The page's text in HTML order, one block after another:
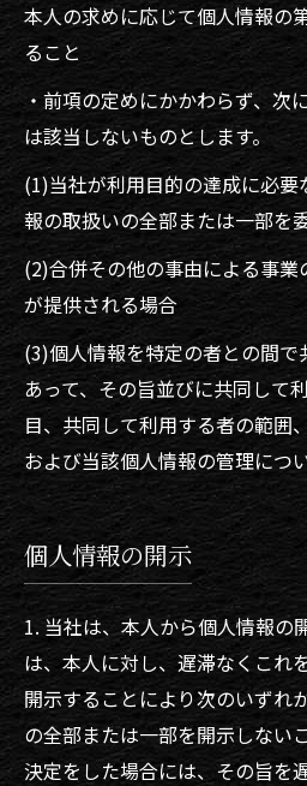
本人の求めに応じて個人情報の
ること
・前項の定めにかかわらず、次
は該当しないものとします。
(1)当社が利用目的の達成に必
報の取扱いの全部または一部を
(2)合併その他の事由による事
が提供される場合
(3)個人情報を特定の者との間
あって、その旨並びに共同して
目、共同して利用する者の範囲
および当該個人情報の管理につ
個人情報の開示
1. 当社は、本人から個人情報の
は、本人に対し、遅滞なくこれ
開示することにより次のいずれ
の全部または一部を開示しない
決定をした場合には、その旨を
お問い合わせ